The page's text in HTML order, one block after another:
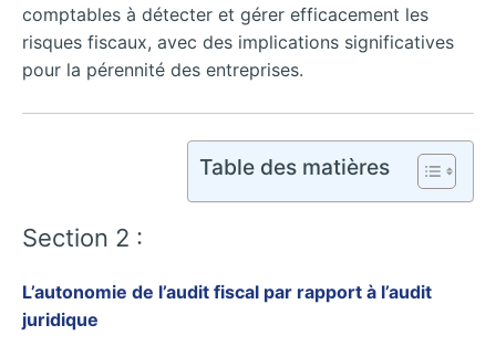
comptables à détecter et gérer efficacement les
risques fiscaux, avec des implications significatives
pour la pérennité des entreprises.
Table des matières
Section 2 :
L’autonomie de l’audit fiscal par rapport à l’audit
juridique